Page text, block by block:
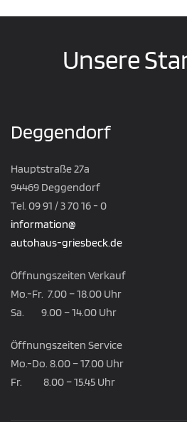
Unsere
Deggendorf
Hauptstraße 27a
94469 Deggendorf
Tel. 09 91 / 3 70 16 - 0
information@
autohaus-griesbeck.de
Öffnungszeiten Verkauf
Mo.-Fr. 7.00 – 18.00 Uhr
Sa. 9.00 – 14.00 Uhr
Öffnungszeiten Service
Mo.-Do. 8.00 – 17.00 Uhr
Fr. 8.00 – 15.45 Uhr